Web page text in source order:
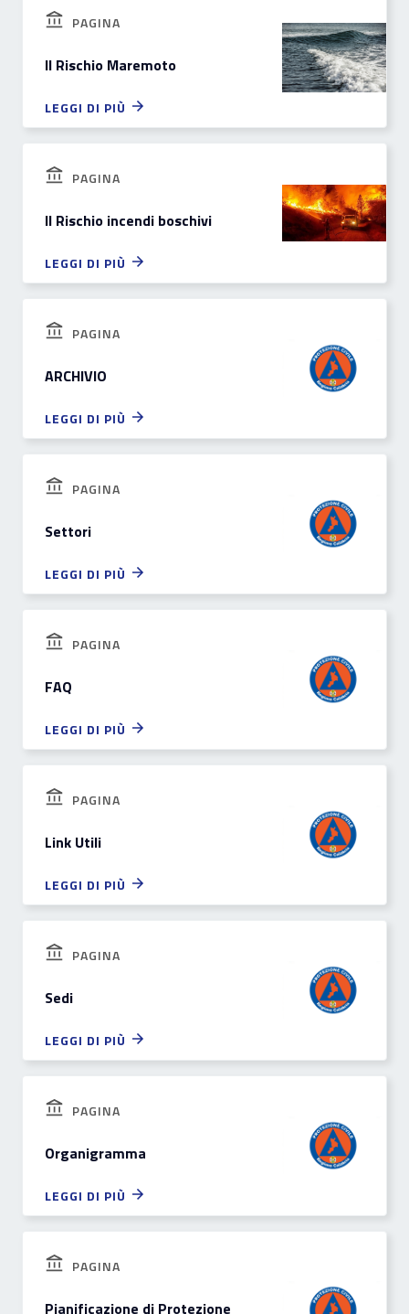
PAGINA
Il Rischio Maremoto
LEGGI DI PIÙ
PAGINA
Il Rischio incendi boschivi
LEGGI DI PIÙ
PAGINA
ARCHIVIO
LEGGI DI PIÙ
PAGINA
Settori
LEGGI DI PIÙ
PAGINA
FAQ
LEGGI DI PIÙ
PAGINA
Link Utili
LEGGI DI PIÙ
PAGINA
Sedi
LEGGI DI PIÙ
PAGINA
Organigramma
LEGGI DI PIÙ
PAGINA
Pianificazione di Protezione